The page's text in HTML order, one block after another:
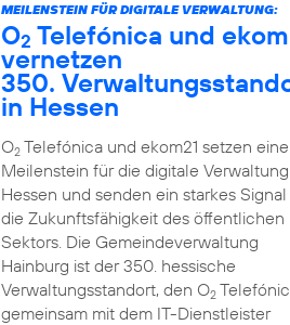
MEILENSTEIN FÜR DIGITALE VERWALTUNG:
O2 Telefónica und
vernetzen
350.
in Hessen
O2Telefónica und ekom21 setzen
Meilenstein für die digitale
Hessen und senden ein starkes
die Zukunftsfähigkeit des öffentlichen
Sektors. Die Gemeindeverwaltung
Hainburg ist der 350. hessische
Verwaltungsstandort, den O2
gemeinsam mit dem IT-Dienstleister